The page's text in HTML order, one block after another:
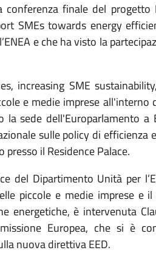
finale del progetto
SMEs towards energy
e che ha visto la
increasing SME
e medie imprese
sede dell'Europarlamento a
sulle policy di efficienza
il Residence Palace.
del Dipartimento Unità per
piccole e medie imprese e
energetiche, è intervenuta
Europea, che si è
nuova direttiva EED.